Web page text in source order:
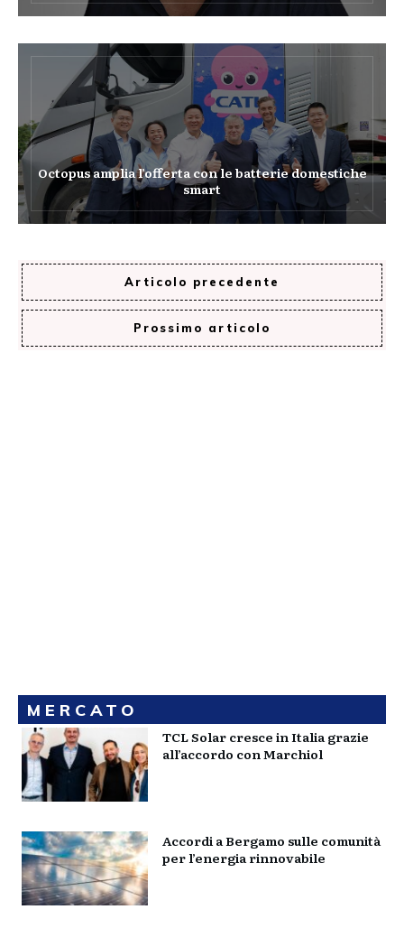
Octopus amplia l’offerta con le batterie domestiche
smart
Articolo precedente
Prossimo articolo
MERCATO
TCL Solar cresce in Italia grazie
all’accordo con Marchiol
Accordi a Bergamo sulle comunità
per l’energia rinnovabile